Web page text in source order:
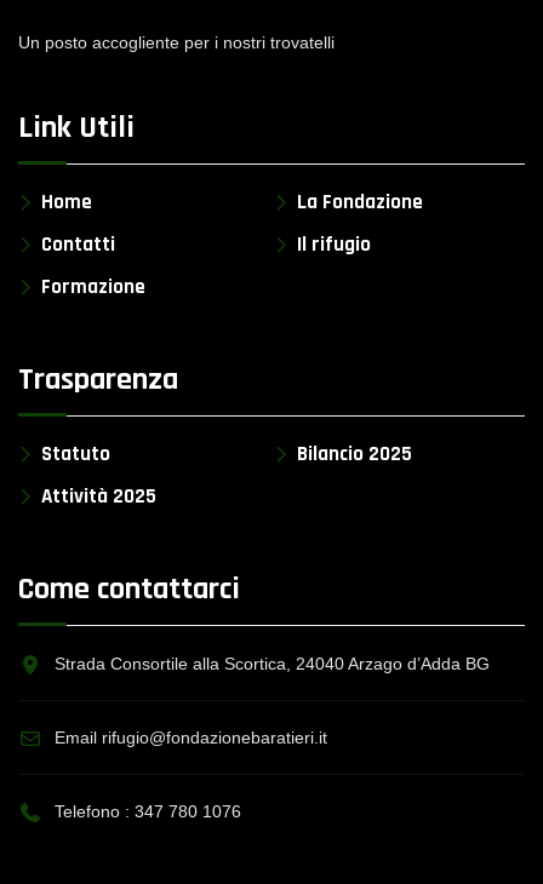
Un posto accogliente per i nostri trovatelli
Link Utili
Home
La Fondazione
Contatti
Il rifugio
Formazione
Trasparenza
Statuto
Bilancio 2025
Attività 2025
Come contattarci
Strada Consortile alla Scortica, 24040 Arzago d’Adda BG
Email rifugio@fondazionebaratieri.it
Telefono : 347 780 1076